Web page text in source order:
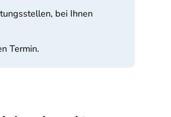
bei Ihnen
Termin.